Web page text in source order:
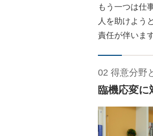
もう一つは仕
人を助けよう
責任が伴いま
02 得意分野
臨機応変に